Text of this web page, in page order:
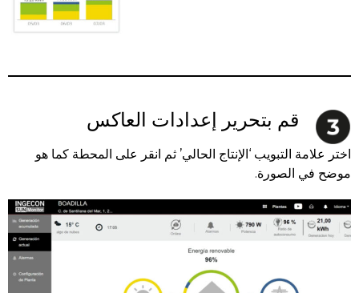
قم بتحرير إعدادات العاكس
اختر علامة التبويب ‘الإنتاج الحالي’ ثم انقر على المحطة كما هو
موضح في الصورة.